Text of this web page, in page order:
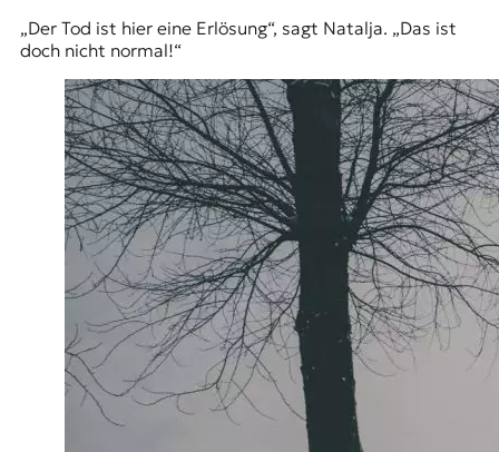
„Der Tod ist hier eine Erlösung“, sagt Natalja. „Das ist
doch nicht normal!“